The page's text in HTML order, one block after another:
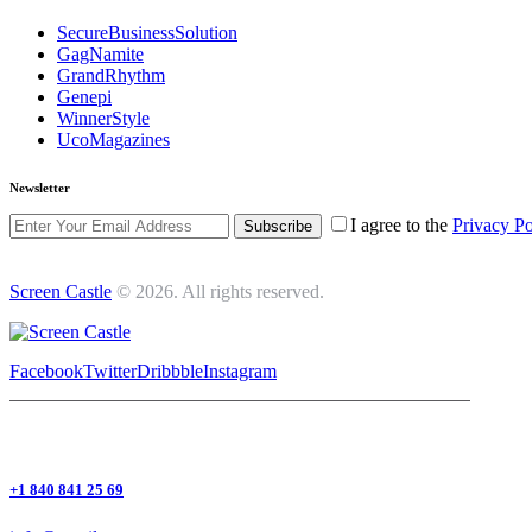
SecureBusinessSolution
GagNamite
GrandRhythm
Genepi
WinnerStyle
UcoMagazines
Newsletter
Subscribe I agree to the Privacy
Screen Castle © 2026. All rights reserved.
FacebookTwitterDribbbleInstagram
+1 840 841 25 69